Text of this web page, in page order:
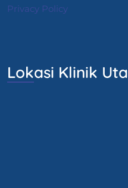
Privacy Policy
Lokasi Klinik